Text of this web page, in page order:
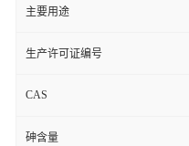
主要用途
生产许可证编号
CAS
砷含量